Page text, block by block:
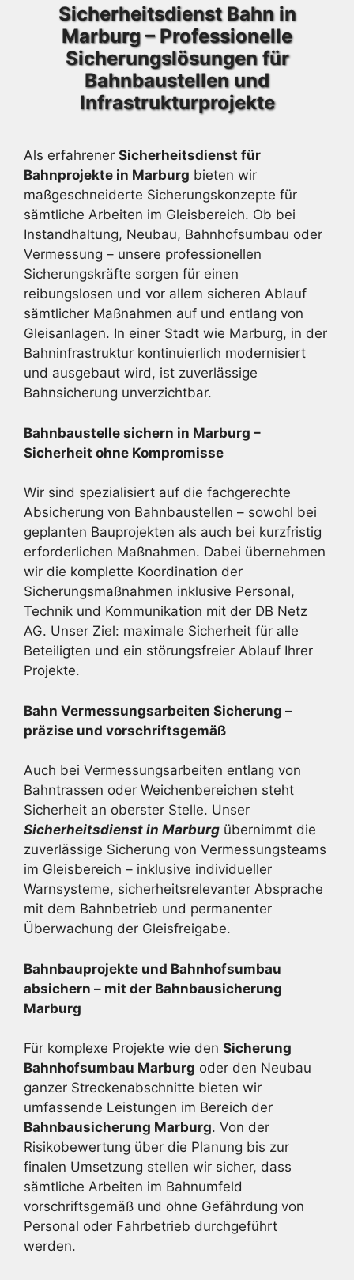
Sicherheitsdienst Bahn in
Marburg – Professionelle
Sicherungslösungen für
Bahnbaustellen und
Infrastrukturprojekte
Als erfahrener Sicherheitsdienst für
Bahnprojekte in Marburg bieten wir
maßgeschneiderte Sicherungskonzepte für
sämtliche Arbeiten im Gleisbereich. Ob bei
Instandhaltung, Neubau, Bahnhofsumbau oder
Vermessung – unsere professionellen
Sicherungskräfte sorgen für einen
reibungslosen und vor allem sicheren Ablauf
sämtlicher Maßnahmen auf und entlang von
Gleisanlagen. In einer Stadt wie Marburg, in der
Bahninfrastruktur kontinuierlich modernisiert
und ausgebaut wird, ist zuverlässige
Bahnsicherung unverzichtbar.
Bahnbaustelle sichern in Marburg –
Sicherheit ohne Kompromisse
Wir sind spezialisiert auf die fachgerechte
Absicherung von Bahnbaustellen – sowohl bei
geplanten Bauprojekten als auch bei kurzfristig
erforderlichen Maßnahmen. Dabei übernehmen
wir die komplette Koordination der
Sicherungsmaßnahmen inklusive Personal,
Technik und Kommunikation mit der DB Netz
AG. Unser Ziel: maximale Sicherheit für alle
Beteiligten und ein störungsfreier Ablauf Ihrer
Projekte.
Bahn Vermessungsarbeiten Sicherung –
präzise und vorschriftsgemäß
Auch bei Vermessungsarbeiten entlang von
Bahntrassen oder Weichenbereichen steht
Sicherheit an oberster Stelle. Unser
Sicherheitsdienst in Marburg übernimmt die
zuverlässige Sicherung von Vermessungsteams
im Gleisbereich – inklusive individueller
Warnsysteme, sicherheitsrelevanter Absprache
mit dem Bahnbetrieb und permanenter
Überwachung der Gleisfreigabe.
Bahnbauprojekte und Bahnhofsumbau
absichern – mit der Bahnbau­sicherung
Marburg
Für komplexe Projekte wie den Sicherung
Bahnhofsumbau Marburg oder den Neubau
ganzer Streckenabschnitte bieten wir
umfassende Leistungen im Bereich der
Bahnbausicherung Marburg. Von der
Risikobewertung über die Planung bis zur
finalen Umsetzung stellen wir sicher, dass
sämtliche Arbeiten im Bahnumfeld
vorschriftsgemäß und ohne Gefährdung von
Personal oder Fahrbetrieb durchgeführt
werden.